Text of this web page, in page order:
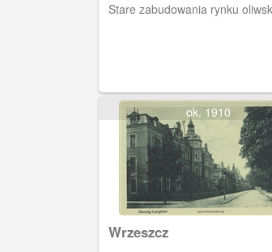
Stare zabudowania rynku
ok. 1910
Wrzeszcz